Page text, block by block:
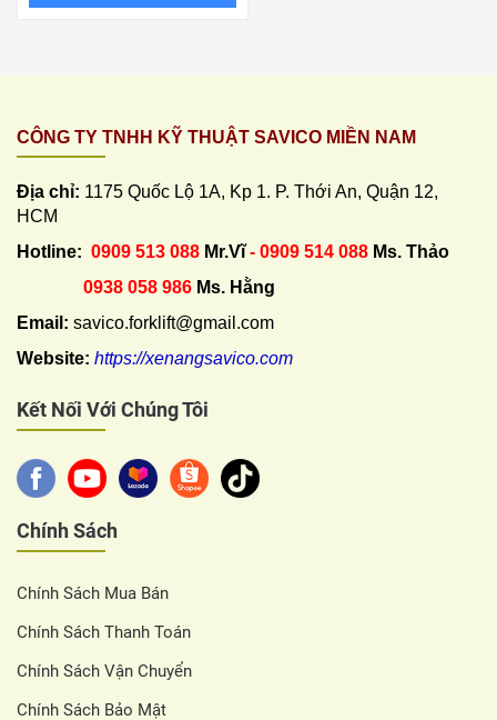
CÔNG TY TNHH KỸ THUẬT SAVICO MIỀN NAM
Địa chỉ: 1175 Quốc Lộ 1A, Kp 1. P. Thới An, Quận 12,
HCM
Hotline: 0909 513 088 Mr.Vĩ- 0909 514 088 Ms. Thảo
0938 058 986 Ms. Hằng
Email: savico.forklift@gmail.com
Website: https://xenangsavico.com
Kết Nối Với Chúng Tôi
Chính Sách
Chính Sách Mua Bán
Chính Sách Thanh Toán
Chính Sách Vận Chuyển
Chính Sách Bảo Mật